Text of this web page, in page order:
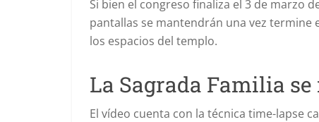
Si bien el congreso finaliza el 3 de marzo
pantallas se mantendrán una vez termine
los espacios del templo.
La Sagrada Familia
El vídeo cuenta con la técnica time-lapse